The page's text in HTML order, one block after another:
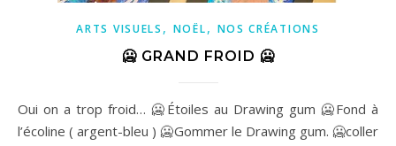
ARTS VISUELS , NOËL, NOS CRÉATIONS
🥶 GRAND FROID 🥶
Oui on a trop froid… 🥶Étoiles au Drawing gum 🥶Fond à
l’écoline ( argent-bleu ) 🥶Gommer le Drawing gum. 🥶coller